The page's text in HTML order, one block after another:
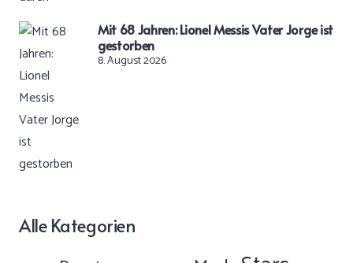
Mit 68 Jahren: Lionel Messis Vater Jorge ist
gestorben
8. August 2026
Alle Kategorien